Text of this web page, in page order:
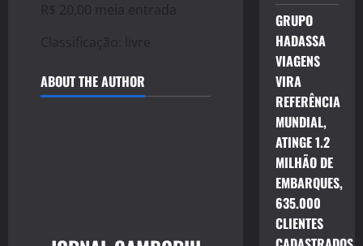
R$ 20,00 meia entrada
Classificação: livre
ABOUT THE AUTHOR
GRUPO
HADASSA
VIAGENS
VIRA
REFERÊNCIA
MUNDIAL,
ATINGE 1.2
MILHÃO DE
EMBARQUES,
635.000
CLIENTES